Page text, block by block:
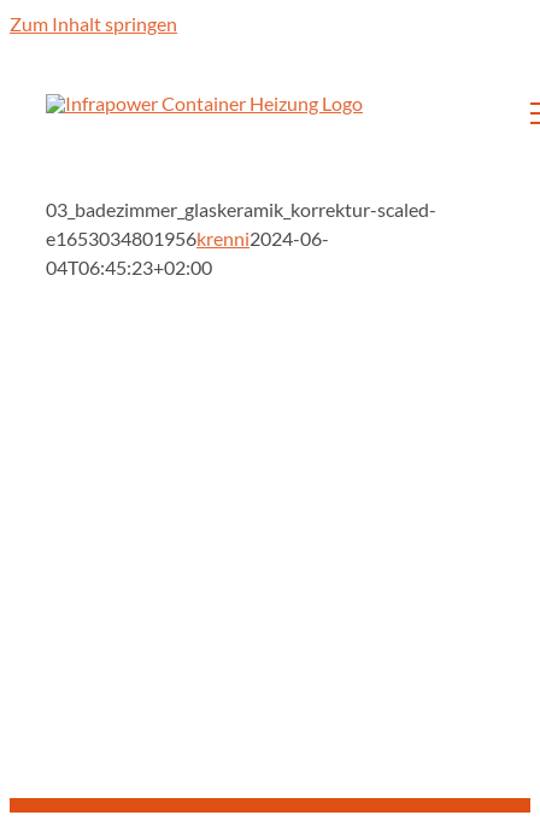
Zum Inhalt springen
03_badezimmer_glaskeramik_korrektur-scaled-
e1653034801956krenni2024-06-
04T06:45:23+02:00